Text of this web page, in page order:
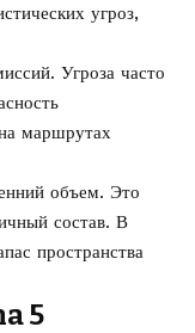
угроз,
Угроза часто
маршрутах
объем. Это
состав. В
пространства
5